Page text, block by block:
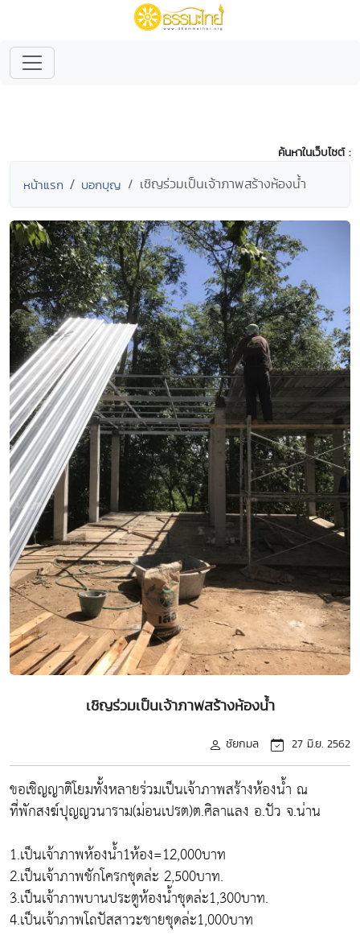
ค้นหาในเว็บไซต์ :
หน้าแรก บอกบุญ เชิญร่วมเป็นเจ้าภาพสร้างห้องน้ำ
เชิญร่วมเป็นเจ้าภาพสร้างห้องน้ำ
ชัยกมล 27 มิ.ย. 2562
ขอเชิญญาติโยมทั้งหลายร่วมเป็นเจ้าภาพสร้างห้องน้ำ ณ
ที่พักสงฆ์ปุญญวนาราม(ม่อนเปรต)ต.ศิลาแลง อ.ปัว จ.น่าน
1.เป็นเจ้าภาพห้องน้ำ1ห้อง=12,000บาท
2.เป็นเจ้าภาพชักโครกชุดล่ะ 2,500บาท.
3.เป็นเจ้าภาพบานประตูห้องน้ำชุดล่ะ1,300บาท.
4.เป็นเจ้าภาพโถปัสสาวะชายชุดล่ะ1,000บาท